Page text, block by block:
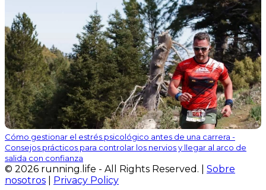
Cómo gestionar el estrés psicológico antes de una carrera -
Consejos prácticos para controlar los nervios y llegar al arco de
salida con confianza
© 2026 running.life - All Rights Reserved. | Sobre
nosotros
Privacy Policy